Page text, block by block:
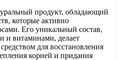
продукт, обладающий
которые активно
Его уникальный состав,
и витаминами, делает
для восстановления
корней и придания